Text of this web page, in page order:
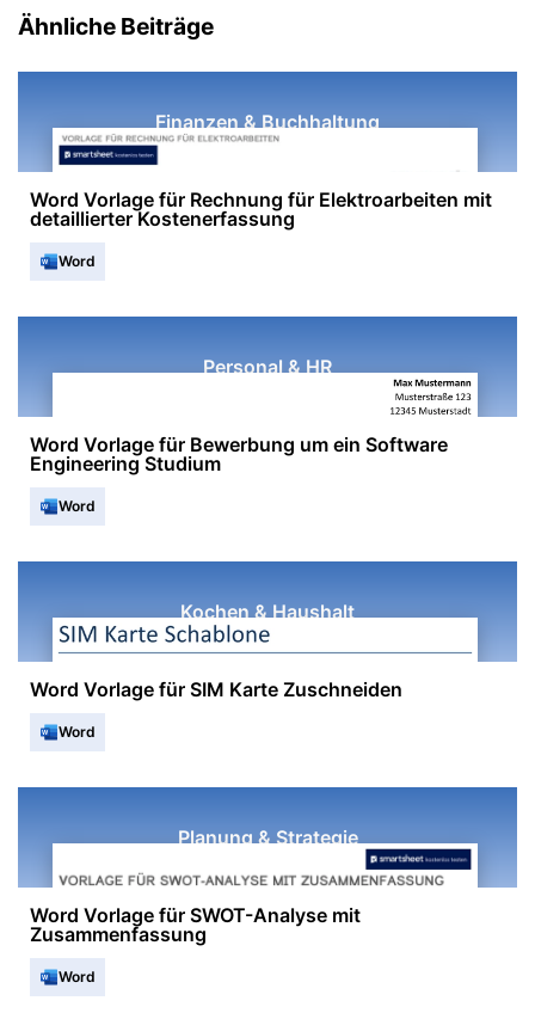
Ähnliche Beiträge
Finanzen & Buchhaltung
Word Vorlage für Rechnung für Elektroarbeiten mit
detaillierter Kostenerfassung
Word
Personal & HR
Word Vorlage für Bewerbung um ein Software
Engineering Studium
Word
Kochen & Haushalt
Word Vorlage für SIM Karte Zuschneiden
Word
Planung & Strategie
Word Vorlage für SWOT-Analyse mit
Zusammenfassung
Word